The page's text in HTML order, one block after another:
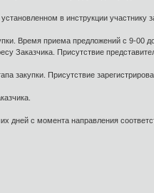
в инструкции участнику
Время приема предложений с 9-00
Заказчика. Присутствие
Присутствие
дней с момента направления